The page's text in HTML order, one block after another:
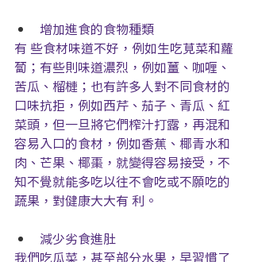
增加進食的食物種類
有 些食材味道不好，例如生吃莧菜和蘿
蔔；有些則味道濃烈，例如薑、咖喱、
苦瓜、榴槤；也有許多人對不同食材的
口味抗拒，例如西芹、茄子、青瓜、紅
菜頭，但一旦將它們榨汁打露，再混和
容易入口的食材，例如香蕉、椰青水和
肉、芒果、椰棗，就變得容易接受，不
知不覺就能多吃以往不會吃或不願吃的
蔬果，對健康大大有 利。
減少劣食進肚
我們吃瓜菜，甚至部分水果，早習慣了